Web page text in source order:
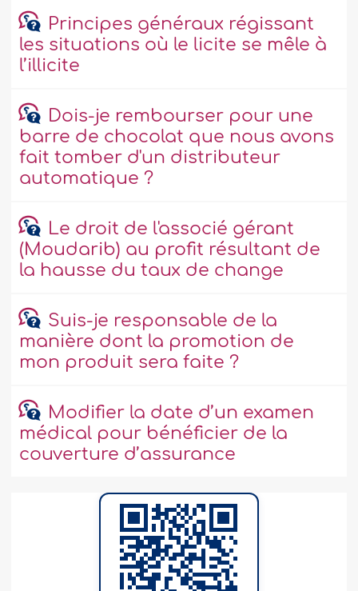
Principes généraux régissant
les situations où le licite se mêle à
l’illicite
Dois-je rembourser pour une
barre de chocolat que nous avons
fait tomber d'un distributeur
automatique ?
Le droit de l'associé gérant
(Moudarib) au profit résultant de
la hausse du taux de change
Suis-je responsable de la
manière dont la promotion de
mon produit sera faite ?
Modifier la date d’un examen
médical pour bénéficier de la
couverture d’assurance